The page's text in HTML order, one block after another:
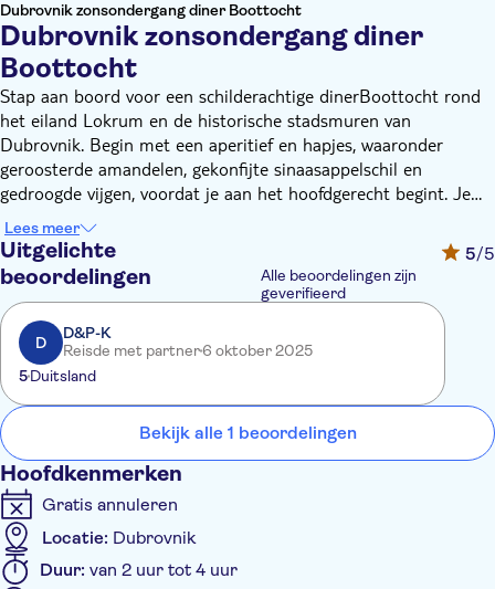
Dubrovnik zonsondergang diner Boottocht
Dubrovnik zonsondergang diner
Boottocht
Stap aan boord voor een schilderachtige dinerBoottocht rond
het eiland Lokrum en de historische stadsmuren van
Dubrovnik. Begin met een aperitief en hapjes, waaronder
geroosterde amandelen, gekonfijte sinaasappelschil en
gedroogde vijgen, voordat je aan het hoofdgerecht begint. Je
driegangendiner bestaat uit een koude schotel met ansjovis, de
meest verse vangst van de dag, plus seizoensfruit als dessert -
alles vergezeld van wijn en water. Deze twee-en-een-half uur
durende Boottocht wordt gesitueerd tegen een backstage van
zonsondergang met uitzicht over de natuurlijke schoonheid van
de Adriatische Zee en de indrukwekkende kustlijn van
Dubrovnik.
Lees meer
Uitgelichte
beoordelingen
5/5
Alle beoordelingen zijn
geverifieerd
D
D&P-K
Reisde met partner6 oktober 2025
5Duitsland
Bekijk alle 1 beoordelingen
Hoofdkenmerken
Gratis annuleren
Locatie: Dubrovnik
Duur: van 2 uur tot 4 uur